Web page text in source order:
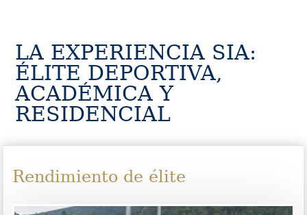
LA EXPERIENCIA SIA:
ÉLITE DEPORTIVA,
ACADÉMICA Y
RESIDENCIAL
Rendimiento de élite